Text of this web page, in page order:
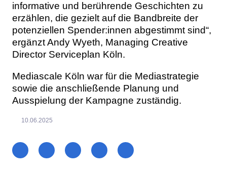
informative und berührende Geschichten zu
erzählen, die gezielt auf die Bandbreite der
potenziellen Spender:innen abgestimmt sind“,
ergänzt Andy Wyeth, Managing Creative
Director Serviceplan Köln.
Mediascale Köln war für die Mediastrategie
sowie die anschließende Planung und
Ausspielung der Kampagne zuständig.
10.06.2025